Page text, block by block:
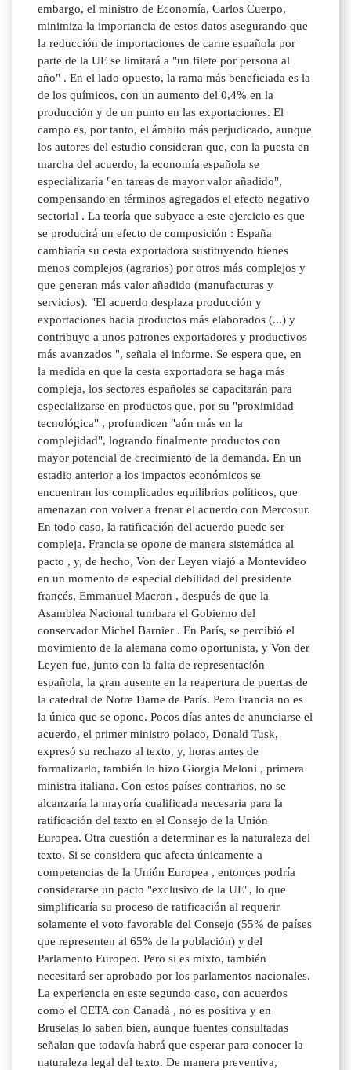
embargo, el ministro de Economía, Carlos Cuerpo,
minimiza la importancia de estos datos asegurando que
la reducción de importaciones de carne española por
parte de la UE se limitará a "un filete por persona al
año" . En el lado opuesto, la rama más beneficiada es la
de los químicos, con un aumento del 0,4% en la
producción y de un punto en las exportaciones. El
campo es, por tanto, el ámbito más perjudicado, aunque
los autores del estudio consideran que, con la puesta en
marcha del acuerdo, la economía española se
especializaría "en tareas de mayor valor añadido",
compensando en términos agregados el efecto negativo
sectorial . La teoría que subyace a este ejercicio es que
se producirá un efecto de composición : España
cambiaría su cesta exportadora sustituyendo bienes
menos complejos (agrarios) por otros más complejos y
que generan más valor añadido (manufacturas y
servicios). "El acuerdo desplaza producción y
exportaciones hacia productos más elaborados (...) y
contribuye a unos patrones exportadores y productivos
más avanzados ", señala el informe. Se espera que, en
la medida en que la cesta exportadora se haga más
compleja, los sectores españoles se capacitarán para
especializarse en productos que, por su "proximidad
tecnológica" , profundicen "aún más en la
complejidad", logrando finalmente productos con
mayor potencial de crecimiento de la demanda. En un
estadio anterior a los impactos económicos se
encuentran los complicados equilibrios políticos, que
amenazan con volver a frenar el acuerdo con Mercosur.
En todo caso, la ratificación del acuerdo puede ser
compleja. Francia se opone de manera sistemática al
pacto , y, de hecho, Von der Leyen viajó a Montevideo
en un momento de especial debilidad del presidente
francés, Emmanuel Macron , después de que la
Asamblea Nacional tumbara el Gobierno del
conservador Michel Barnier . En París, se percibió el
movimiento de la alemana como oportunista, y Von der
Leyen fue, junto con la falta de representación
española, la gran ausente en la reapertura de puertas de
la catedral de Notre Dame de París. Pero Francia no es
la única que se opone. Pocos días antes de anunciarse el
acuerdo, el primer ministro polaco, Donald Tusk,
expresó su rechazo al texto, y, horas antes de
formalizarlo, también lo hizo Giorgia Meloni , primera
ministra italiana. Con estos países contrarios, no se
alcanzaría la mayoría cualificada necesaria para la
ratificación del texto en el Consejo de la Unión
Europea. Otra cuestión a determinar es la naturaleza del
texto. Si se considera que afecta únicamente a
competencias de la Unión Europea , entonces podría
considerarse un pacto "exclusivo de la UE", lo que
simplificaría su proceso de ratificación al requerir
solamente el voto favorable del Consejo (55% de países
que representen al 65% de la población) y del
Parlamento Europeo. Pero si es mixto, también
necesitará ser aprobado por los parlamentos nacionales.
La experiencia en este segundo caso, con acuerdos
como el CETA con Canadá , no es positiva y en
Bruselas lo saben bien, aunque fuentes consultadas
señalan que todavía habrá que esperar para conocer la
naturaleza legal del texto. De manera preventiva,